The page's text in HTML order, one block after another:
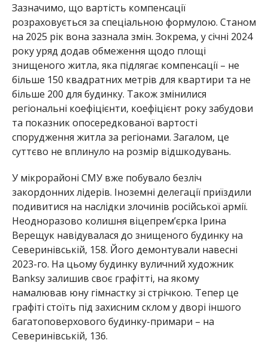
Зазначимо, що вартість компенсації
розраховується за спеціальною формулою. Станом
на 2025 рік вона зазнала змін. Зокрема, у січні 2024
року уряд додав обмеження щодо площі
знищеного житла, яка підлягає компенсації – не
більше 150 квадратних метрів для квартири та не
більше 200 для будинку. Також змінилися
регіональні коефіцієнти, коефіцієнт року забудови
та показник опосередкованої вартості
спорудження житла за регіонами. Загалом, це
суттєво не вплинуло на розмір відшкодувань.
У мікрорайоні СМУ вже побувало безліч
закордонних лідерів. Іноземні делегації приїздили
подивитися на наслідки злочинів російської армії.
Неодноразово колишня віцепрем’єрка Ірина
Верещук навідувалася до знищеного будинку на
Северинівській, 158. Його демонтували навесні
2023-го. На цьому будинку вуличний художник
Banksy залишив своє графітті, на якому
намалював юну гімнастку зі стрічкою. Тепер це
графіті стоїть під захисним склом у дворі іншого
багатоповерхового будинку-примари – на
Северинівській, 136.